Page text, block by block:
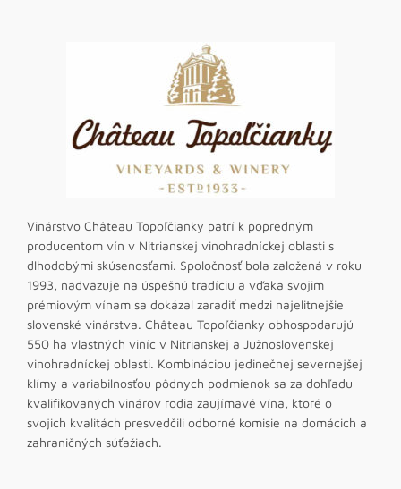
Vinárstvo Château Topoľčianky patrí k popredným
producentom vín v Nitrianskej vinohradníckej oblasti s
dlhodobými skúsenosťami. Spoločnosť bola založená v roku
1993, nadväzuje na úspešnú tradíciu a vďaka svojim
prémiovým vínam sa dokázal zaradiť medzi najelitnejšie
slovenské vinárstva. Château Topoľčianky obhospodarujú
550 ha vlastných viníc v Nitrianskej a Južnoslovenskej
vinohradníckej oblasti. Kombináciou jedinečnej severnejšej
klímy a variabilnosťou pôdnych podmienok sa za dohľadu
kvalifikovaných vinárov rodia zaujímavé vína, ktoré o
svojich kvalitách presvedčili odborné komisie na domácich a
zahraničných súťažiach.